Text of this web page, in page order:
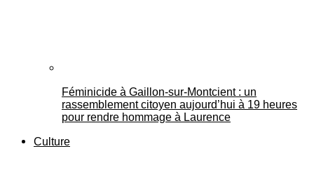
Féminicide à Gaillon‑sur‑Montcient : un
rassemblement citoyen aujourd’hui à 19 heures
pour rendre hommage à Laurence
Culture